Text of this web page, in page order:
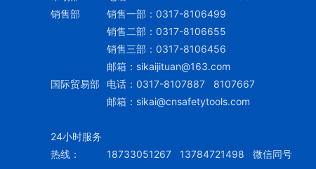
销售部
销售一部： 0317-8106499
销售二部： 0317-8106655
销售三部： 0317-8106456
邮箱： sikaijituan@163.com
国际贸易部
24小时服务
热线：
电话： 0317-8107887 8107667
邮箱： sikai@cnsafetytools.com
18733051267 13784721498 微信同号